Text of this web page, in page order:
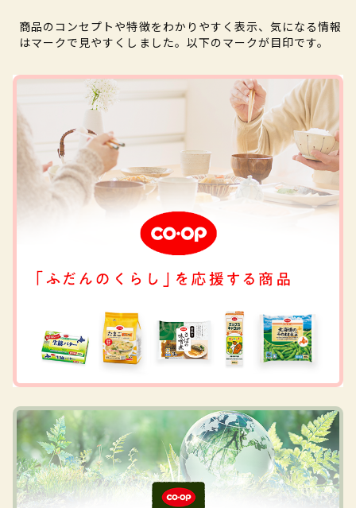
商品のコンセプトや特徴をわかりやすく表示、気になる情報
はマークで見やすくしました。以下のマークが目印です。